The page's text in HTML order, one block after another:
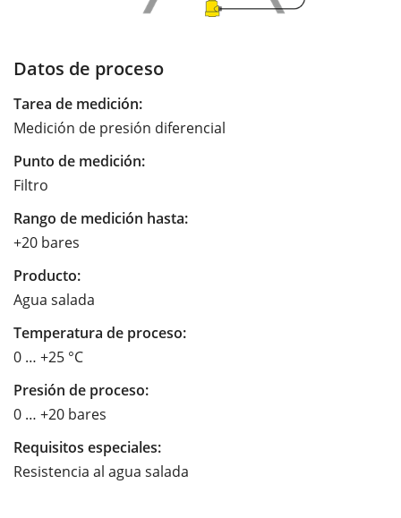
Datos de proceso
Tarea de medición:
Medición de presión diferencial
Punto de medición:
Filtro
Rango de medición hasta:
+20 bares
Producto:
Agua salada
Temperatura de proceso:
0 … +25 °C
Presión de proceso:
0 … +20 bares
Requisitos especiales:
Resistencia al agua salada